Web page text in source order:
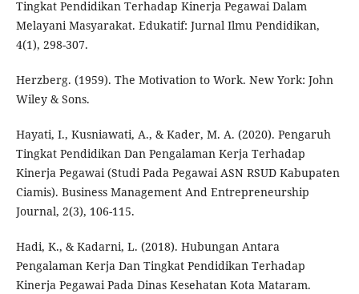
Tingkat Pendidikan Terhadap Kinerja Pegawai Dalam
Melayani Masyarakat. Edukatif: Jurnal Ilmu Pendidikan,
4(1), 298-307.
Herzberg. (1959). The Motivation to Work. New York: John
Wiley & Sons.
Hayati, I., Kusniawati, A., & Kader, M. A. (2020). Pengaruh
Tingkat Pendidikan Dan Pengalaman Kerja Terhadap
Kinerja Pegawai (Studi Pada Pegawai ASN RSUD Kabupaten
Ciamis). Business Management And Entrepreneurship
Journal, 2(3), 106-115.
Hadi, K., & Kadarni, L. (2018). Hubungan Antara
Pengalaman Kerja Dan Tingkat Pendidikan Terhadap
Kinerja Pegawai Pada Dinas Kesehatan Kota Mataram.